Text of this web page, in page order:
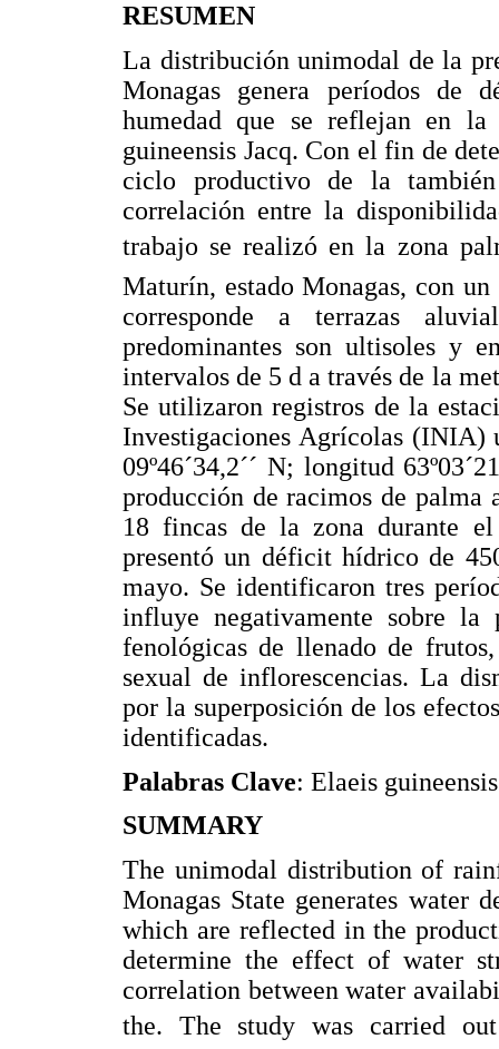
RESUMEN
La distribución unimodal de la
Monagas genera períodos de
humedad que se reflejan en
guineensis Jacq. Con el fin de
ciclo productivo de la
correlación entre la
trabajo se realizó en la zona
Maturín, estado Monagas, con
corresponde a terrazas
predominantes son ultisoles y
intervalos de 5 d a través de la
Se utilizaron registros de la
Investigaciones Agrícolas (INIA)
09º46´34,2´´ N; longitud
producción de racimos de palma
18 fincas de la zona durante
presentó un déficit hídrico de
mayo. Se identificaron tres
influye negativamente sobre la
fenológicas de llenado de
sexual de inflorescencias. La
por la superposición de los
identificadas.
Palabras Clave: Elaeis
SUMMARY
The unimodal distribution of
Monagas State generates water
which are reflected in the
determine the effect of water
correlation between water
the. The study was carried